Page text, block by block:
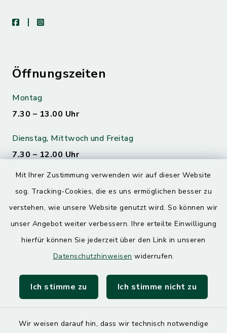
Mit Ihrer Zustimmung verwenden wir auf dieser Website
sog. Tracking-Cookies, die es uns ermöglichen besser zu
verstehen, wie unsere Website genutzt wird. So können wir
unser Angebot weiter verbessern. Ihre erteilte Einwilligung
hierfür können Sie jederzeit über den Link in unseren
Datenschutzhinweisen widerrufen.
Ich stimme zu Ich stimme nicht zu
Wir weisen darauf hin, dass wir technisch notwendige
facebookinstagram
Öffnungszeiten
Montag
7.30 – 13.00 Uhr
Dienstag, Mittwoch und Freitag
7.30 – 12.00 Uhr
Donnerstag
7.30 – 12.00 Uhr
13.00 – 17.30 Uhr
Quicklinks
SoNNe e. V.